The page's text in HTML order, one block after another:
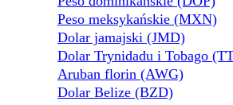
Peso meksykańskie (MXN)
Dolar jamajski (JMD)
Dolar Trynidadu i Tobago
Aruban florin (AWG)
Dolar Belize (BZD)